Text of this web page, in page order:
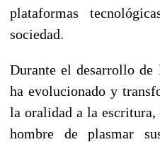
plataformas
sociedad.
Durante el desarrollo de
ha evolucionado y
la oralidad a la escritura,
hombre de plasmar